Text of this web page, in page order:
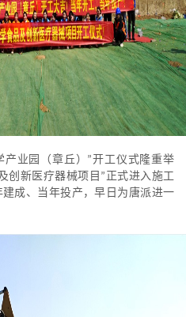
产业园（章丘） ”开工仪式隆重举
创新医疗器械项目 ” 正式进入施工
成、当年投产，早日为唐派进一